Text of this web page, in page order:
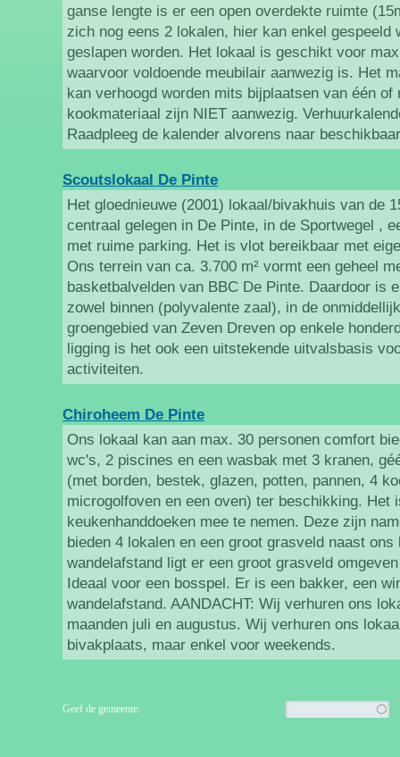
ganse lengte is er een open overdekte ruimte
zich nog eens 2 lokalen, hier kan enkel gespeeld
geslapen worden. Het lokaal is geschikt voor
waarvoor voldoende meubilair aanwezig is. Het
kan verhoogd worden mits bijplaatsen van één of
kookmateriaal zijn NIET aanwezig.
Raadpleeg de kalender alvorens naar
Scoutslokaal De Pinte
Het gloednieuwe (2001) lokaal/bivakhuis van de
centraal gelegen in De Pinte, in de Sportwegel ,
met ruime parking. Het is vlot bereikbaar met
Ons terrein van ca. 3.700 m² vormt een geheel
basketbalvelden van BBC De Pinte. Daardoor is
zowel binnen (polyvalente zaal), in de
groengebied van Zeven Dreven op enkele
ligging is het ook een uitstekende uitvalsbasis
activiteiten.
Chiroheem De Pinte
Ons lokaal kan aan max. 30 personen comfort
wc's, 2 piscines en een wasbak met 3 kranen,
(met borden, bestek, glazen, potten, pannen, 4
microgolfoven en een oven) ter beschikking. Het
keukenhanddoeken mee te nemen. Deze zijn
bieden 4 lokalen en een groot grasveld naast
wandelafstand ligt er een groot grasveld
Ideaal voor een bosspel. Er is een bakker, een
wandelafstand. AANDACHT: Wij verhuren ons
maanden juli en augustus. Wij verhuren ons
bivakplaats, maar enkel voor weekends.
Geef de gemeente: